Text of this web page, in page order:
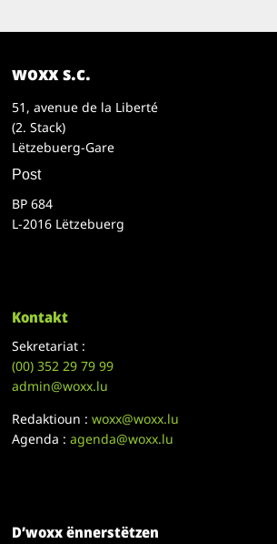
woxx s.c.
51, avenue de la Liberté
(2. Stack)
Lëtzebuerg-Gare
Post
BP 684
L-2016 Lëtzebuerg
Kontakt
Sekretariat :
(00)352 29 79 99
admin@woxx.lu
Redaktioun :woxx@woxx.lu
Agenda :agenda@woxx.lu
D’woxx ënnerstëtzen